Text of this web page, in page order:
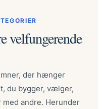
velfungerende
der hænger
du bygger, vælger,
andre. Herunder